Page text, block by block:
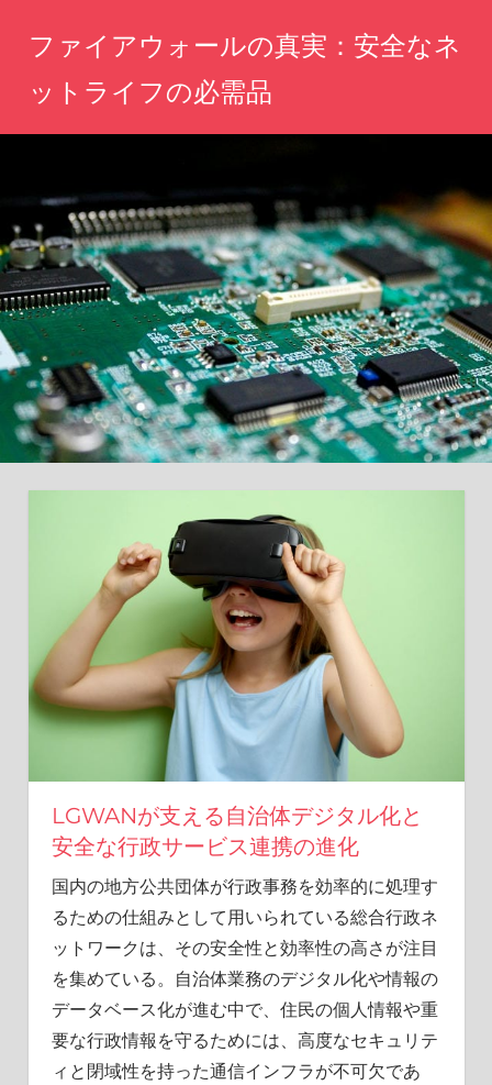
ツ
キ
ッ
プ
ファイアウォールの真実：安全なネ
ットライフの必需品
の
安
全
を
守
る！
な
た
の
デ
ジ
タ
せ
な
い
う。
LGWANが支える自治体デジタル化と
安全な行政サービス連携の進化
国内の地方公共団体が行政事務を効率的に処理す
るための仕組みとして用いられている総合行政ネ
ットワークは、その安全性と効率性の高さが注目
を集めている。 自治体業務のデジタル化や情報の
データベース化が進む中で、住民の個人情報や重
要な行政情報を守るためには、高度なセキュリテ
ィと閉域性を持った通信インフラが不可欠であ